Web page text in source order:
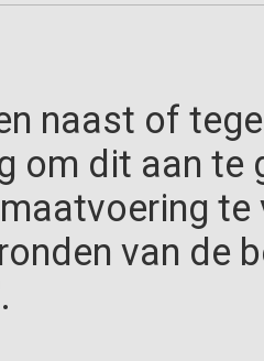
naast of
om dit aan te
van de